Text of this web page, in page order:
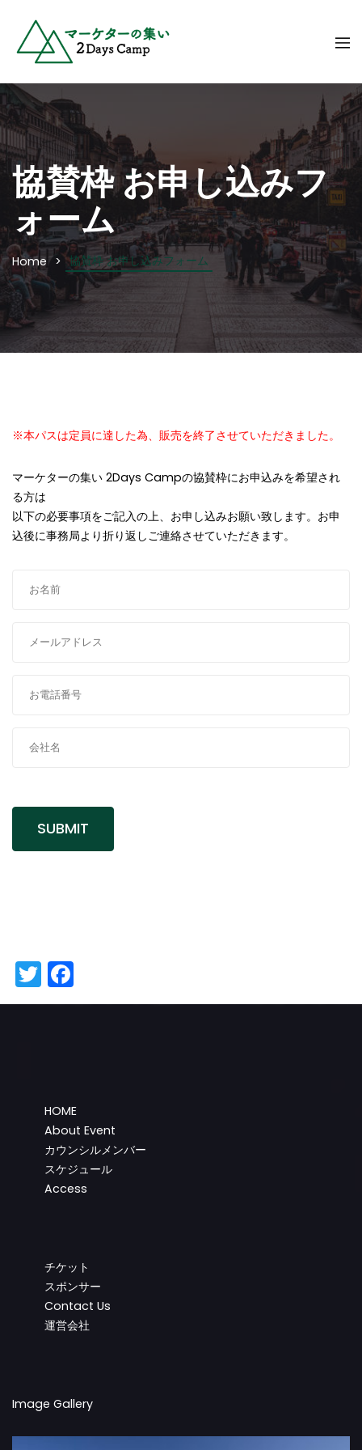
協賛枠 お申し込みフ
ォーム
Home 協賛枠 お申し込みフォーム
※本パスは定員に達した為、販売を終了させていただきました。
マーケターの集い 2Days Campの協賛枠にお申込みを希望され
る方は
以下の必要事項をご記入の上、お申し込みお願い致します。お申
込後に事務局より折り返しご連絡させていただきます。
Twitter
HOME
About Event
カウンシルメンバー
スケジュール
Access
チケット
スポンサー
Contact Us
運営会社
Image Gallery